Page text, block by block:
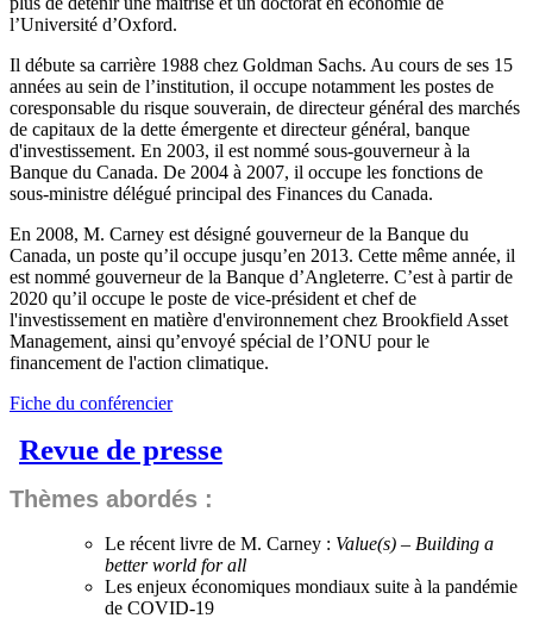
l’Université d’Oxford.
Il débute sa carrière 1988 chez Goldman Sachs. Au cours de ses 15
années au sein de l’institution, il occupe notamment les postes de
coresponsable du risque souverain, de directeur général des marchés
de capitaux de la dette émergente et directeur général, banque
d'investissement. En 2003, il est nommé sous-gouverneur à la
Banque du Canada. De 2004 à 2007, il occupe les fonctions de
sous-ministre délégué principal des Finances du Canada.
En 2008, M. Carney est désigné gouverneur de la Banque du
Canada, un poste qu’il occupe jusqu’en 2013. Cette même année, il
est nommé gouverneur de la Banque d’Angleterre. C’est à partir de
2020 qu’il occupe le poste de vice-président et chef de
l'investissement en matière d'environnement chez Brookfield Asset
Management, ainsi qu’envoyé spécial de l’ONU pour le
financement de l'action climatique.
Fiche du conférencier
Revue de presse
Thèmes abordés :
Le récent livre de M. Carney : Value(s) – Building a
better world for all
Les enjeux économiques mondiaux suite à la pandémie
de COVID-19